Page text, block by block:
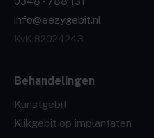
info@eezygebit.nl
KvK 82024243
Behandelingen
Kunstgebit
Klikgebit op implantaten